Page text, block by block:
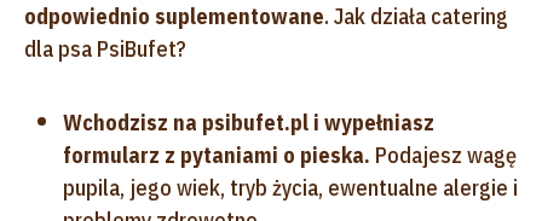
odpowiednio suplementowane. Jak działa catering
dla psa PsiBufet?
Wchodzisz na psibufet.pl i wypełniasz
formularz z pytaniami o pieska. Podajesz wagę
pupila, jego wiek, tryb życia, ewentualne alergie i